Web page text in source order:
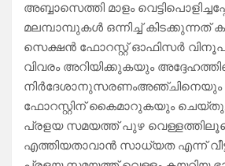
അബ്ബാസെത്തി മാളം
മലമ്പാമ്പുകൾ ഒന്നിച്ച് കിടക്കുന്നത്
സെക്ഷൻ ഫോറസ്റ്റ് ഓഫിസർ
വിവരം അറിയിക്കുകയും
നിർദേശാനുസരണംഅഞ്ചിനെയും
ഫോറസ്റ്റിന് കൈമാറുകയും ചെയ്തു.
പ്രളയ സമയത്ത് പുഴ
എത്തിയതാവാൻ സാധ്യത എന്ന്